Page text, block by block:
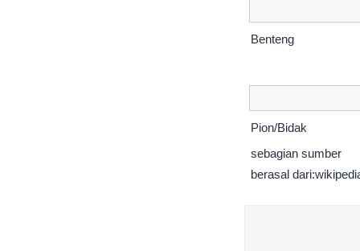
Benteng
Pion/Bidak
sebagian sumber
berasal